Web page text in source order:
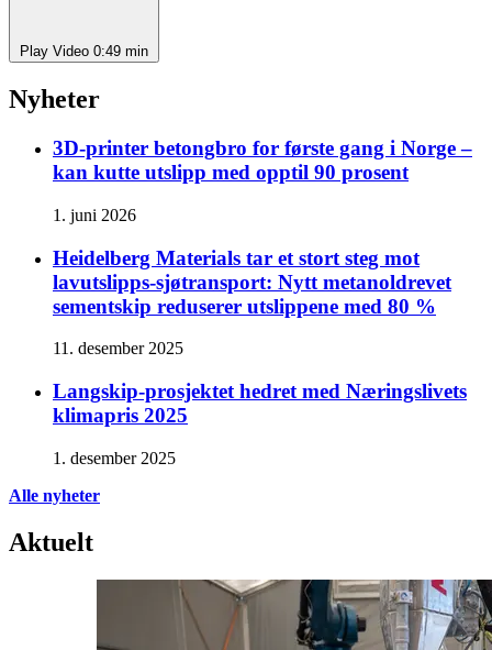
Play Video 0:49 min
Nyheter
3D-printer betongbro for første gang i Norge –
kan kutte utslipp med opptil 90 prosent
1. juni 2026
Heidelberg Materials tar et stort steg mot
lavutslipps-sjøtransport: Nytt metanoldrevet
sementskip reduserer utslippene med 80 %
11. desember 2025
Langskip-prosjektet hedret med Næringslivets
klimapris 2025
1. desember 2025
Alle nyheter
Aktuelt